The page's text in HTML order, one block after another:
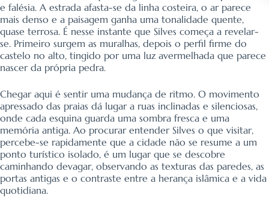
e falésia. A estrada afasta-se da linha costeira, o ar parece
mais denso e a paisagem ganha uma tonalidade quente,
quase terrosa. É nesse instante que Silves começa a revelar-
se. Primeiro surgem as muralhas, depois o perfil firme do
castelo no alto, tingido por uma luz avermelhada que parece
nascer da própria pedra.
Chegar aqui é sentir uma mudança de ritmo. O movimento
apressado das praias dá lugar a ruas inclinadas e silenciosas,
onde cada esquina guarda uma sombra fresca e uma
memória antiga. Ao procurar entender Silves o que visitar,
percebe-se rapidamente que a cidade não se resume a um
ponto turístico isolado, é um lugar que se descobre
caminhando devagar, observando as texturas das paredes, as
portas antigas e o contraste entre a herança islâmica e a vida
quotidiana.